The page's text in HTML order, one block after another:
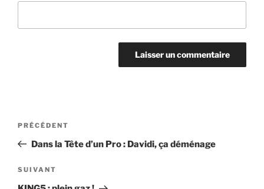
Navigation
l’article
Article
précédent
PRÉCÉDENT
Dans la Tête d’un Pro : Davidi, ça déménage
Article
suivant
SUIVANT